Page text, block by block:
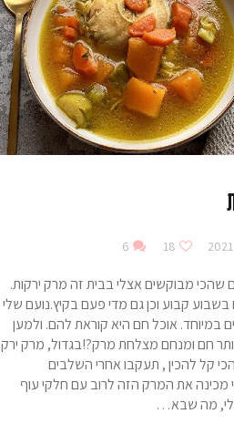
18
6
שהכי מבוקשים אצלי בבית זה מרק ירקות.
קבוע וכן גם מדי פעם בקיץ.נועם שלי
במיוחד. אוכל חם היא קוראת להם. ולמען
חם ומנחם מצלחת מרק?!בגדול, מרק
קל להכין , תעקבו אחרי השלבים
מכינה את המרק הזה לרוב עם חלקי עוף
מה שבא…